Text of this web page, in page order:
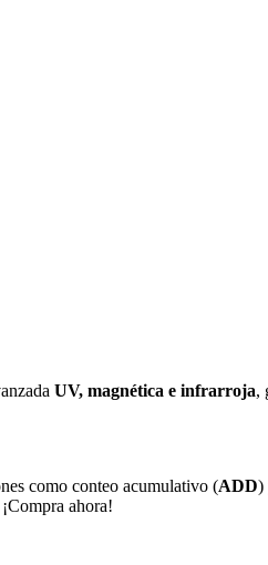
UV, magnética e infrarroja,
como conteo acumulativo (ADD)
ahora!